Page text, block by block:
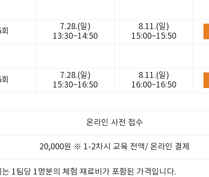
7.28.(일)
13:30~14:50
8.11.(일)
15:00~15:50
7.28.(일)
15:30~16:50
8.11.(일)
16:00~16:50
온라인 사전 접수
20,000원 ※ 1-2차시 교육 전액/ 온라인 결제
1팀당 1명분의 체험 재료비가 포함된 가격입니다.